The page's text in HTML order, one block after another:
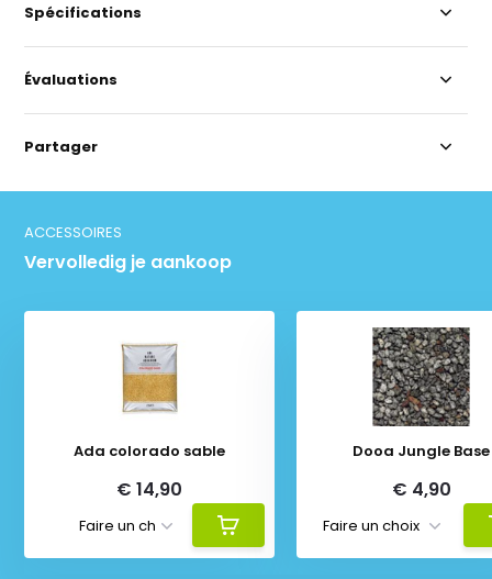
Spécifications
Évaluations
Partager
ACCESSOIRES
Vervolledig je aankoop
Ada colorado sable
€ 14,90
Dooa Jungle Base
€ 4,90